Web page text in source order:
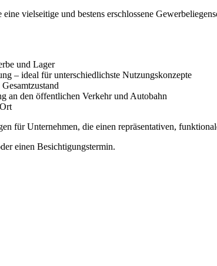
eine vielseitige und bestens erschlossene
und Lager
– ideal für unterschiedlichste Nutzungskonzepte
an den öffentlichen Verkehr und Autobahn
für Unternehmen, die einen repräsentativen,
einen Besichtigungstermin.